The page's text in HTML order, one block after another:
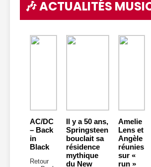
🎶 ACTUALITÉS
AC/DC
– Back
in
Black
Retour
Il y a 50 ans,
Springsteen
bouclait sa
résidence
mythique
du New
Amelie
Lens et
Angèle
réunies
sur «
run »